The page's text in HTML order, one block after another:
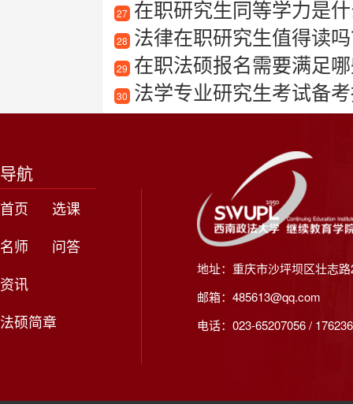
27 在职研究生同等学力是
28 法律在职研究生值得读
29 在职法硕报名需要满足
30 法学专业研究生考试备考指
导航
首页
选课
名师
问答
资讯
法硕简章
地址：重庆市沙坪坝区壮志
邮箱：485613@qq.com
电话：023-65207056 /